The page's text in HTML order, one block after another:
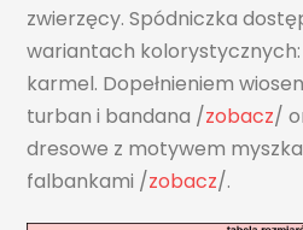
zwierzęcy. Spódniczka
wariantach
karmel. Dopełnieniem
turban i bandana /zobacz/
dresowe z motywem
falbankami /zobacz/.